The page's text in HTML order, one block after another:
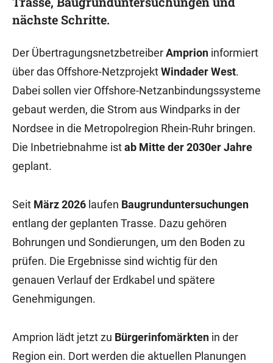
nächste Schritte.
Der ÜbertragungsnetzbetreiberAmprion informiert
über das Offshore-NetzprojektWindader West.
Dabei sollen vier Offshore-Netzanbindungssysteme
gebaut werden, die Strom aus Windparks in der
Nordsee in die Metropolregion Rhein-Ruhr bringen.
Die Inbetriebnahme istab Mitte der 2030er Jahre
geplant.
Seit März 2026 laufen Baugrunduntersuchungen
entlang der geplanten Trasse. Dazu gehören
Bohrungen und Sondierungen, um den Boden zu
prüfen. Die Ergebnisse sind wichtig für den
genauen Verlauf der Erdkabel und spätere
Genehmigungen.
Amprion lädt jetzt zu Bürgerinfomärkten in der
Region ein. Dort werden die aktuellen Planungen